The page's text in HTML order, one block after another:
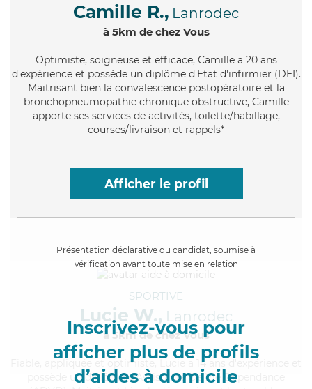
Camille R., Lanrodec
à 5km de chez Vous
Optimiste, soigneuse et efficace, Camille a 20 ans
d'expérience et possède un diplôme d'Etat d'infirmier (DEI).
Maitrisant bien la convalescence postopératoire et la
bronchopneumopathie chronique obstructive, Camille
apporte ses services de activités, toilette/habillage,
courses/livraison et rappels*
Afficher le profil
Présentation déclarative du candidat, soumise à
vérification avant toute mise en relation
Inscrivez-vous pour
afficher plus de profils
d’aides à domicile
SPORTIVE
Lucie W., Lanrodec
à 5km de chez Vous
, appliquée et optimiste, Lucie a 14 ans d'expérience et
possède un diplôme d'Assistante De Vie Dépendance